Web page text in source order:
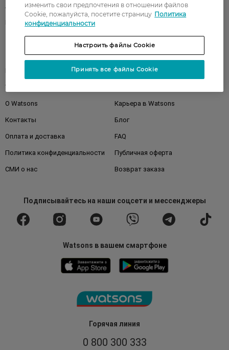
Горячая линия
0 800 300 333
Аксессуары Дерматокосметика
Бренды
Клиентам
Магазины
Watsons Club
О Watsons Карьера в Watsons
Контакты Блог
Оплата и доставка FAQ
Политика конфиденциальности Публичная оферта
СМИ о нас Возврат заказа
Подписывайтесьна наши соцсети и мессенджеры
Watsons в вашем смартфоне
изменить свои предпочтения в отношении файлов
Cookie, пожалуйста, посетите страницу Политика
конфиденциальности
Настроить файлы Cookie
Принять все файлы Cookie